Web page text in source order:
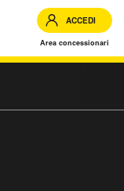
ACCEDI
Area concessionari